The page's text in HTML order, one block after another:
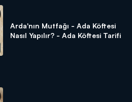
Arda'nın Mutfağı - Ada Köftesi
Nasıl Yapılır? - Ada Köftesi Tarifi